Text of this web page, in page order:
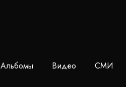
Альбомы Видео СМИ